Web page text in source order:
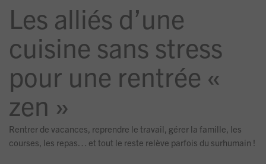
Les alliés d’une
cuisine sans stress
pour une rentrée «
zen »
Rentrer de vacances, reprendre le travail, gérer la famille, les
courses, les repas… et tout le reste relève parfois du surhumain !